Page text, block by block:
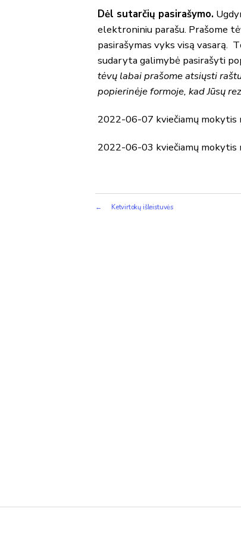
Dėl sutarčių pasirašymo.
elektroniniu parašu. Prašome
pasirašymas vyks visą vasarą.
sudaryta galimybė pasirašyti
tėvų labai prašome atsiųsti
popierinėje formoje, kad Jūsų
2022-06-07 kviečiamų mokytis
2022-06-03 kviečiamų mokytis
← Ketvirtokų išleistuvės